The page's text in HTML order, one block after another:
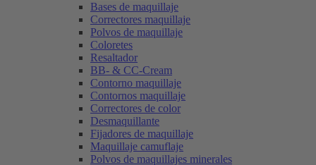
Bases de maquillaje
Correctores maquillaje
Polvos de maquillaje
Coloretes
Resaltador
BB- & CC-Cream
Contorno maquillaje
Contornos maquillaje
Correctores de color
Desmaquillante
Fijadores de maquillaje
Maquillaje camuflaje
Polvos de maquillajes minerales